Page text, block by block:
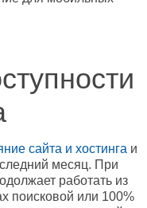
сайта и хостинга и
месяц. При
работать из
поисковой или 100%